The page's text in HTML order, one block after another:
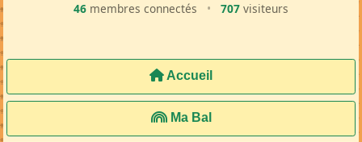
46 membres connectés • 707 visiteurs
Accueil
Ma Bal